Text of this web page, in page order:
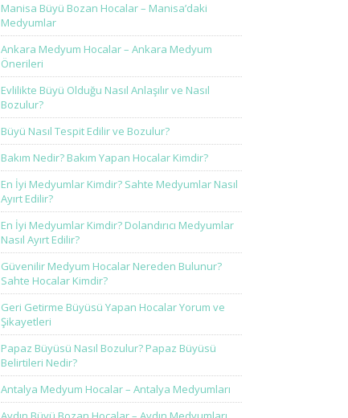
Manisa Büyü Bozan Hocalar – Manisa’daki
Medyumlar
Ankara Medyum Hocalar – Ankara Medyum
Önerileri
Evlilikte Büyü Olduğu Nasıl Anlaşılır ve Nasıl
Bozulur?
Büyü Nasıl Tespit Edilir ve Bozulur?
Bakım Nedir? Bakım Yapan Hocalar Kimdir?
En İyi Medyumlar Kimdir? Sahte Medyumlar Nasıl
Ayırt Edilir?
En İyi Medyumlar Kimdir? Dolandırıcı Medyumlar
Nasıl Ayırt Edilir?
Güvenilir Medyum Hocalar Nereden Bulunur?
Sahte Hocalar Kimdir?
Geri Getirme Büyüsü Yapan Hocalar Yorum ve
Şikayetleri
Papaz Büyüsü Nasıl Bozulur? Papaz Büyüsü
Belirtileri Nedir?
Antalya Medyum Hocalar – Antalya Medyumları